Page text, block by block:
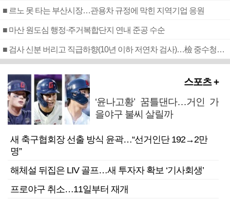
■ 르노 못 타는 부산시장…관용차 규정에 막힌 지역기업 응원
■ 마산 원도심 행정·주거복합단지 연내 준공 수순
■ 검사 신분 버리고 직급하향(10년 이하 저연차 검사)…檢 중수청행 기피
스포츠 +
‘윤나고황’ 꿈틀댄다…거인 가
을야구 불씨 살릴까
새 축구협회장 선출 방식 윤곽…“선거인단 192→2만
명”
해체설 뒤집은 LIV 골프…새 투자자 확보 ‘기사회생’
프로야구 취소…11일부터 재개